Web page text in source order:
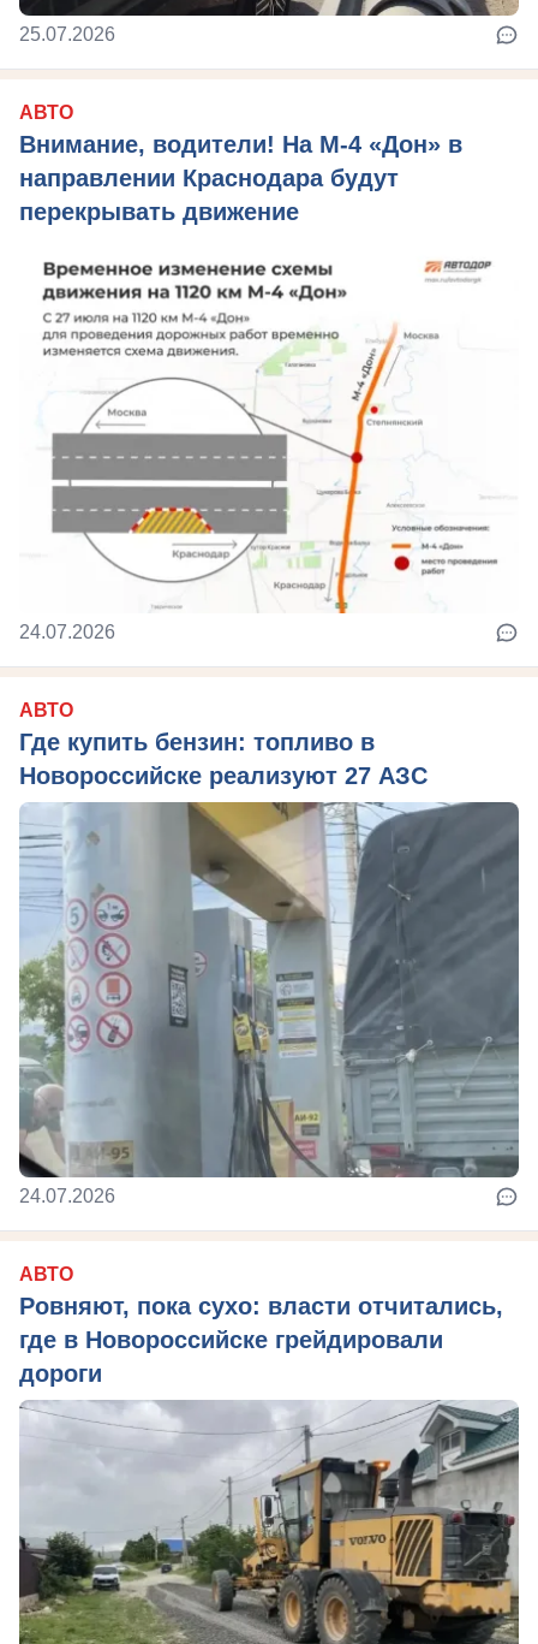
25.07.2026
АВТО
Внимание, водители! На М-4 «Дон» в
направлении Краснодара будут
перекрывать движение
24.07.2026
АВТО
Где купить бензин: топливо в
Новороссийске реализуют 27 АЗС
24.07.2026
АВТО
Ровняют, пока сухо: власти отчитались,
где в Новороссийске грейдировали
дороги